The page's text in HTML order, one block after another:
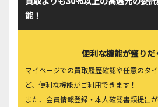
能！
便利な機能が盛りだ
マイページでの買取履歴確認や任意のタ
ど、便利な機能がご利用できます！
また、会員情報登録・本人確認書類提出